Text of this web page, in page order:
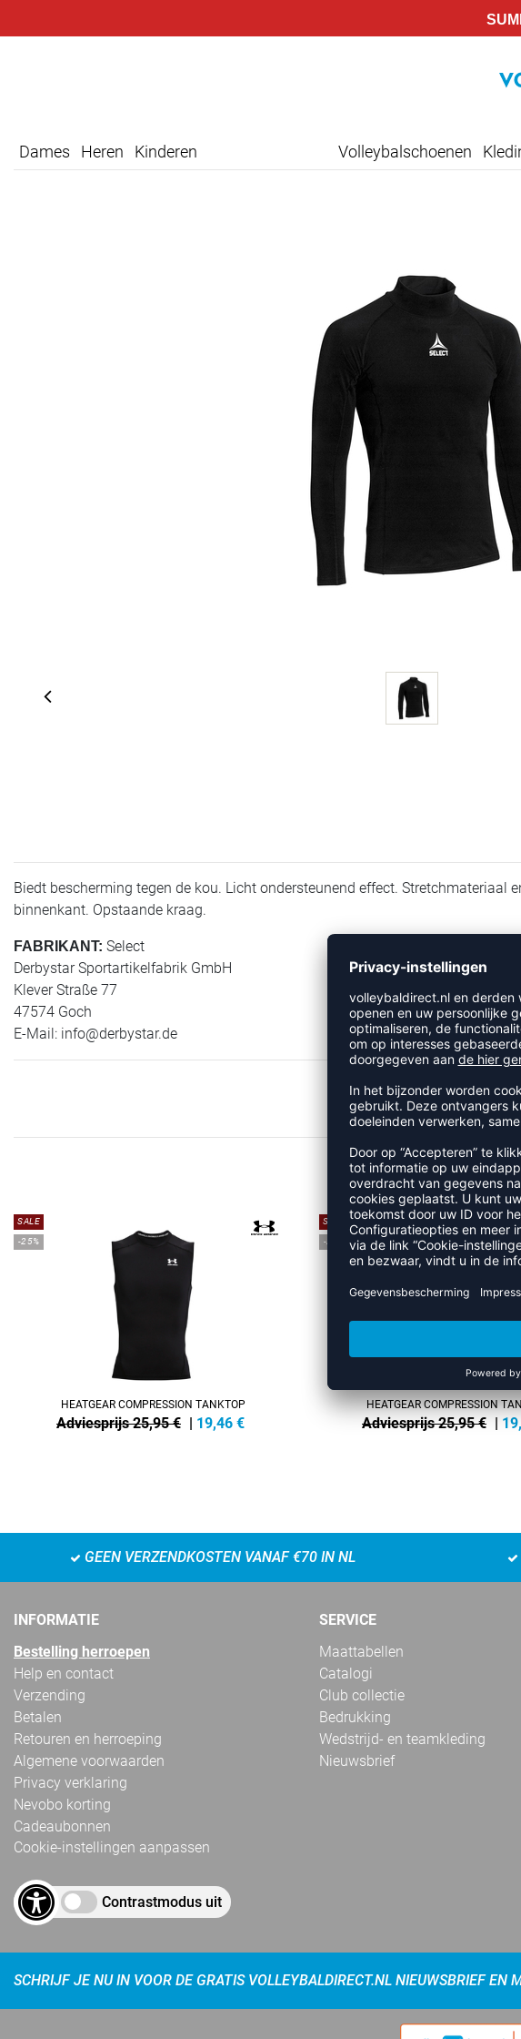
Dames Heren Kinderen Volleybalschoenen
Biedt bescherming tegen de kou. Licht ondersteunend effect.
binnenkant. Opstaande kraag.
FABRIKANT: Select
Derbystar Sportartikelfabrik GmbH
Klever Straße 77
47574 Goch
E-Mail: info@derbystar.de
MEER
SALE
-25%
HEATGEAR COMPRESSION TANKTOP
Adviesprijs 25,95 € | 19,46 €
SALE
-25%
HEATGEAR COMPRESSION
Adviesprijs 25,95 € |
GEEN VERZENDKOSTEN VANAF €70 IN NL
INFORMATIE
Bestelling herroepen
Help en contact
Verzending
Betalen
Retouren en herroeping
Algemene voorwaarden
Privacy verklaring
Nevobo korting
Cadeaubonnen
Cookie-instellingen aanpassen
Contrastmodus uit
SERVICE
Maattabellen
Catalogi
Club collectie
Bedrukking
Wedstrijd- en teamkleding
Nieuwsbrief
SCHRIJF JE NU IN VOOR DE GRATIS VOLLEYBALDIRECT.NL NIEUWSBRIEF EN